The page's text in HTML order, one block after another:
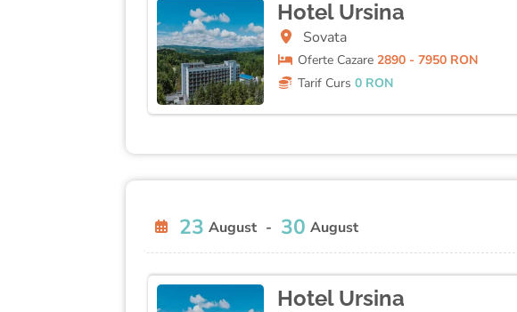
Hotel Ursina
Sovata
OferteCazare 2890 - 7950 RON
Tarif Curs 0 RON
23 August - 30 August
Hotel Ursina